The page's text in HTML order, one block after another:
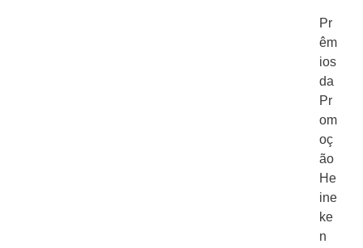
Pr
êm
ios
da
Pr
om
oç
ão
He
ine
ke
n